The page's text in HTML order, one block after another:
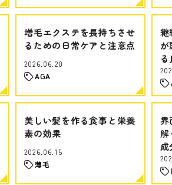
増毛エクステを長持ちさせ
るための日常ケアと注意点
2026.06.20
AGA
継
が
美しい髪を作る食事と栄養
素の効果
2026.06.15
薄毛
界
解
成